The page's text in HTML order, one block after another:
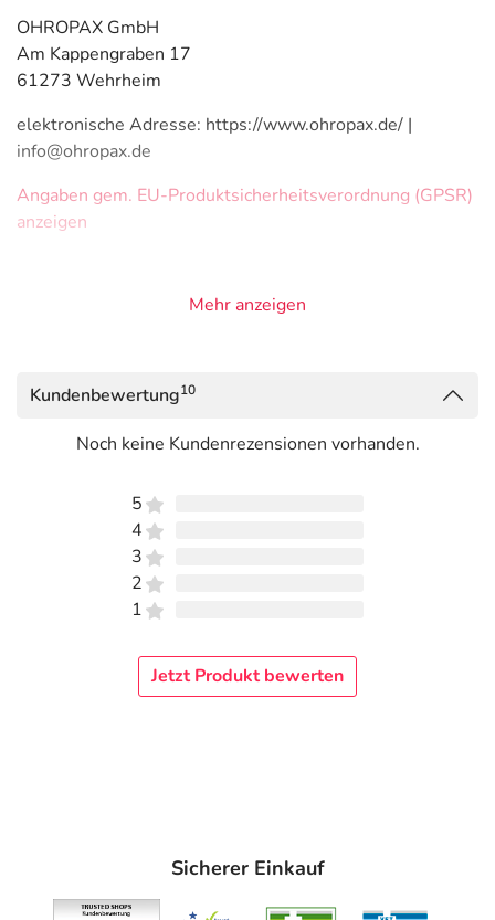
OHROPAX GmbH
Am Kappengraben 17
61273 Wehrheim
elektronische Adresse: https://www.ohropax.de/ |
info@ohropax.de
Angaben gem. EU-Produktsicherheitsverordnung (GPSR)
anzeigen
Mehr anzeigen
Kundenbewertung10
Noch keine Kundenrezensionen vorhanden.
5
4
3
2
1
Jetzt Produkt bewerten
Sicherer Einkauf